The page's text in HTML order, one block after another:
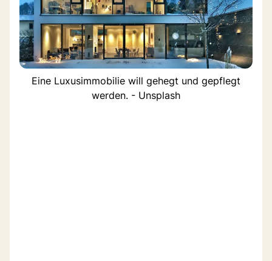
Eine Luxusimmobilie will gehegt und gepflegt
werden. - Unsplash